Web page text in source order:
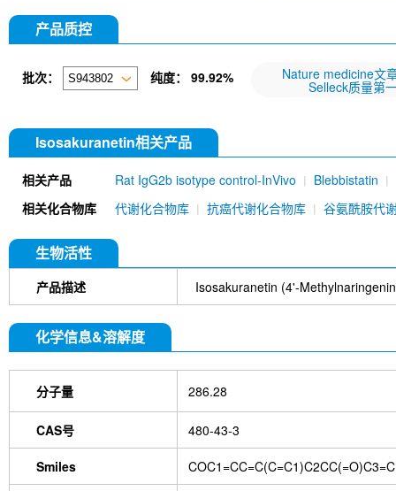
产品质控
批次： 纯度： 99.92% Nature medicine文
Selleck质量第
Isosakuranetin相关产品
相关产品 Rat IgG2b isotype control-InVivo
Blebbistatin
MU)
Rat IgG1 isotype control-InVivo
Farrerol
Chlorogenic Acid
2,2,2-Tribromoethanol
Hydroxytyrosol
D-(+)-Trehalose
Hyaluronic acid (Hyaluronan)
GSK805
Pamrevlumab (anti-CTGF)
Bromhexine HCl
E7820
Sphingosine HQNO
Iodoacetamide
(Rabbit mAb) [B17N21]
Fetuin, Fetal Bovine
Molsidomine
N-Acetylneuraminic acid
Madecassoside
β-
Anethole trithione
Acetylglucosamine
Creatine monohydrate
Itaconic acid Hypromellose
EGCG Octaacetate
BOS-318 IM-54
C381
相关化合物库 代谢化合物库 抗癌代谢化合物库 谷氨酰胺代
生物活性
产品描述 Isosakuranetin (4'-
化学信息&溶解度
分子量 286.28
CAS号 480-43-3
Smiles